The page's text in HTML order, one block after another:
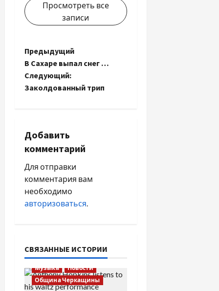
Просмотреть все
записи
Н
а
в
г
а
ц
и
о
з
Предыдущий
В Сахаре выпал снег …
Следующий:
Заколдованный трип
Добавить
комментарий
Для отправки
комментария вам
необходимо
авторизоваться.
СВЯЗАННЫЕ ИСТОРИИ
Музыка
Новости
Община Черкащины